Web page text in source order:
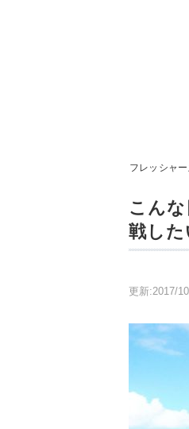
フレッシャ
こん
戦した
更新:2017/